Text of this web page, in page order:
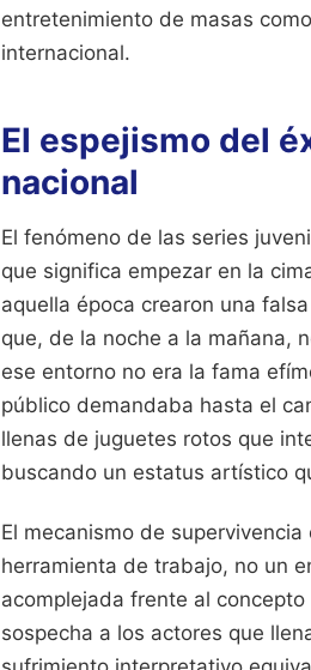
entretenimiento de masas
internacional.
El espejismo del
nacional
El fenómeno de las series
que significa empezar en la
aquella época crearon una
que, de la noche a la mañana,
ese entorno no era la fama
público demandaba hasta el
llenas de juguetes rotos que
buscando un estatus artístico
El mecanismo de
herramienta de trabajo, no un
acomplejada frente al
sospecha a los actores que